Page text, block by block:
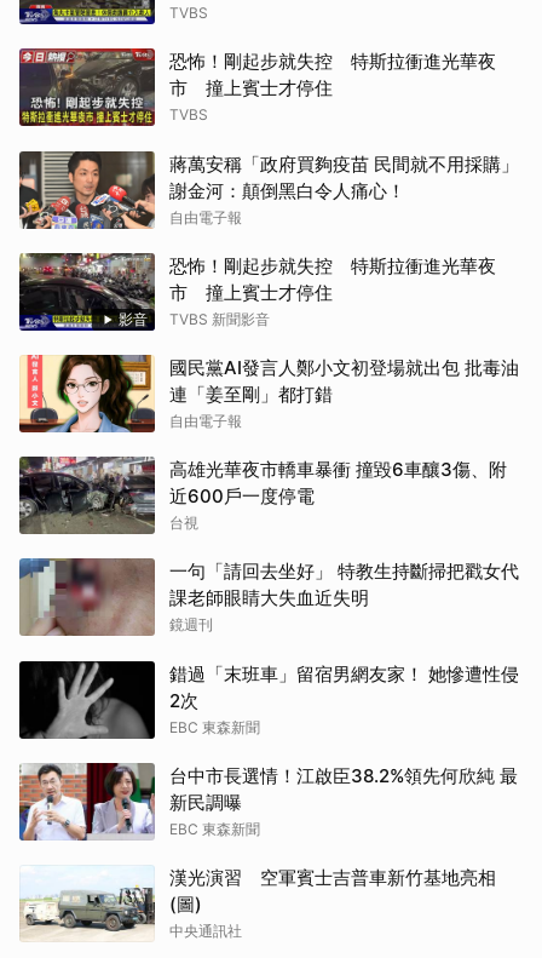
TVBS
恐怖！剛起步就失控 特斯拉衝進光華夜
市 撞上賓士才停住
TVBS
蔣萬安稱「政府買夠疫苗 民間就不用採購」
謝金河：顛倒黑白令人痛心！
自由電子報
影音
恐怖！剛起步就失控 特斯拉衝進光華夜
市 撞上賓士才停住
TVBS 新聞影音
國民黨AI發言人鄭小文初登場就出包 批毒油
連「姜至剛」都打錯
自由電子報
高雄光華夜市轎車暴衝 撞毀6車釀3傷、附
近600戶一度停電
台視
一句「請回去坐好」 特教生持斷掃把戳女代
課老師眼睛大失血近失明
鏡週刊
錯過「末班車」留宿男網友家！ 她慘遭性侵
2次
EBC 東森新聞
台中市長選情！江啟臣38.2%領先何欣純 最
新民調曝
EBC 東森新聞
漢光演習 空軍賓士吉普車新竹基地亮相
(圖)
中央通訊社